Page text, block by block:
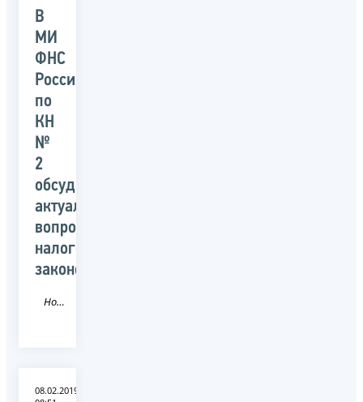
В
МИ
ФНС
России
по
КН
№
2
обсудили
актуальные
вопросы
налогового
законодательства
Новость
08.02.2019